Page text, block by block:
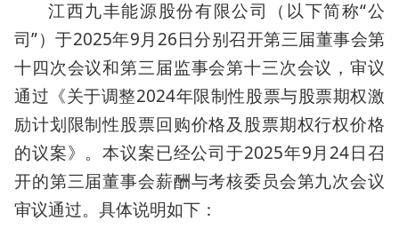
江西九丰能源股份有限公司（以下简称“公
司”）于2025年9月26日分别召开第三届董事会第
十四次会议和第三届监事会第十三次会议，审议
通过《关于调整2024年限制性股票与股票期权激
励计划限制性股票回购价格及股票期权行权价格
的议案》。本议案已经公司于2025年9月24日召
开的第三届董事会薪酬与考核委员会第九次会议
审议通过。具体说明如下：